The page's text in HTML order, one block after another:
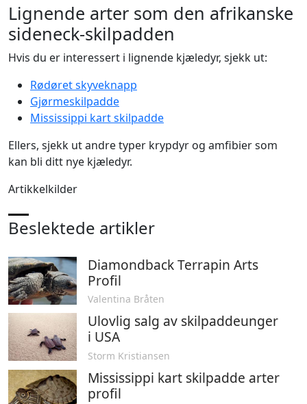
Lignende arter som den afrikanske
sideneck-skilpadden
Hvis du er interessert i lignende kjæledyr, sjekk ut:
Rødøret skyveknapp
Gjørmeskilpadde
Mississippi kart skilpadde
Ellers, sjekk ut andre typer krypdyr og amfibier som
kan bli ditt nye kjæledyr.
Artikkelkilder
Beslektede artikler
Diamondback Terrapin Arts
Profil
Valentina Bråten
Ulovlig salg av skilpaddeunger
i USA
Storm Kristiansen
Mississippi kart skilpadde arter
profil